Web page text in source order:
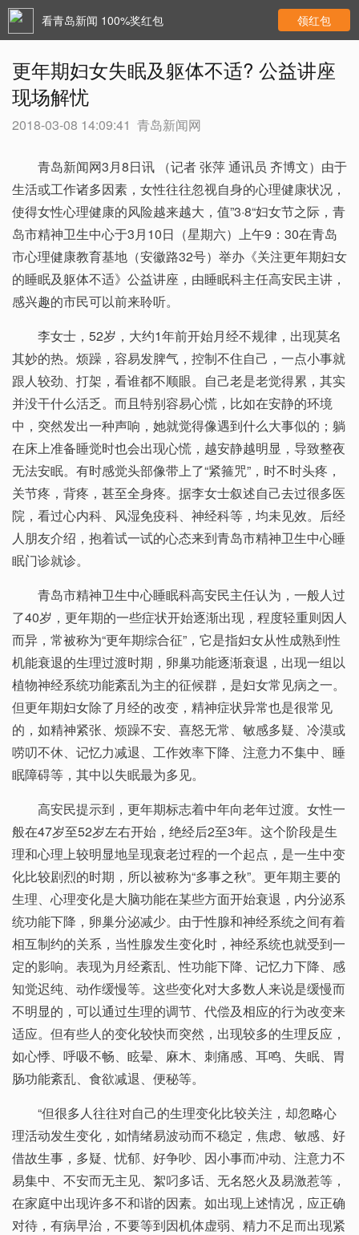
看青岛新闻 100%奖红包 领红包
更年期妇女失眠及躯体不适? 公益讲座
现场解忧
2018-03-08 14:09:41 青岛新闻网
青岛新闻网3月8日讯 （记者 张萍 通讯员 齐博文）由于
生活或工作诸多因素，女性往往忽视自身的心理健康状况，
使得女性心理健康的风险越来越大，值”3·8“妇女节之际，青
岛市精神卫生中心于3月10日（星期六）上午9：30在青岛
市心理健康教育基地（安徽路32号）举办《关注更年期妇女
的睡眠及躯体不适》公益讲座，由睡眠科主任高安民主讲，
感兴趣的市民可以前来聆听。
李女士，52岁，大约1年前开始月经不规律，出现莫名
其妙的热。烦躁，容易发脾气，控制不住自己，一点小事就
跟人较劲、打架，看谁都不顺眼。自己老是老觉得累，其实
并没干什么活乏。而且特别容易心慌，比如在安静的环境
中，突然发出一种声响，她就觉得像遇到什么大事似的；躺
在床上准备睡觉时也会出现心慌，越安静越明显，导致整夜
无法安眠。有时感觉头部像带上了“紧箍咒”，时不时头疼，
关节疼，背疼，甚至全身疼。据李女士叙述自己去过很多医
院，看过心内科、风湿免疫科、神经科等，均未见效。后经
人朋友介绍，抱着试一试的心态来到青岛市精神卫生中心睡
眠门诊就诊。
青岛市精神卫生中心睡眠科高安民主任认为，一般人过
了40岁，更年期的一些症状开始逐渐出现，程度轻重则因人
而异，常被称为“更年期综合征”，它是指妇女从性成熟到性
机能衰退的生理过渡时期，卵巢功能逐渐衰退，出现一组以
植物神经系统功能紊乱为主的征候群，是妇女常见病之一。
但更年期妇女除了月经的改变，精神症状异常也是很常见
的，如精神紧张、烦躁不安、喜怒无常、敏感多疑、冷漠或
唠叨不休、记忆力减退、工作效率下降、注意力不集中、睡
眠障碍等，其中以失眠最为多见。
高安民提示到，更年期标志着中年向老年过渡。女性一
般在47岁至52岁左右开始，绝经后2至3年。这个阶段是生
理和心理上较明显地呈现衰老过程的一个起点，是一生中变
化比较剧烈的时期，所以被称为“多事之秋”。更年期主要的
生理、心理变化是大脑功能在某些方面开始衰退，内分泌系
统功能下降，卵巢分泌减少。由于性腺和神经系统之间有着
相互制约的关系，当性腺发生变化时，神经系统也就受到一
定的影响。表现为月经紊乱、性功能下降、记忆力下降、感
知觉迟纯、动作缓慢等。这些变化对大多数人来说是缓慢而
不明显的，可以通过生理的调节、代偿及相应的行为改变来
适应。但有些人的变化较快而突然，出现较多的生理反应，
如心悸、呼吸不畅、眩晕、麻木、刺痛感、耳鸣、失眠、胃
肠功能紊乱、食欲减退、便秘等。
“但很多人往往对自己的生理变化比较关注，却忽略心
理活动发生变化，如情绪易波动而不稳定，焦虑、敏感、好
借故生事，多疑、忧郁、好争吵、因小事而冲动、注意力不
易集中、不安而无主见、絮叼多话、无名怒火及易激惹等，
在家庭中出现许多不和谐的因素。如出现上述情况，应正确
对待，有病早治，不要等到因机体虚弱、精力不足而出现紧